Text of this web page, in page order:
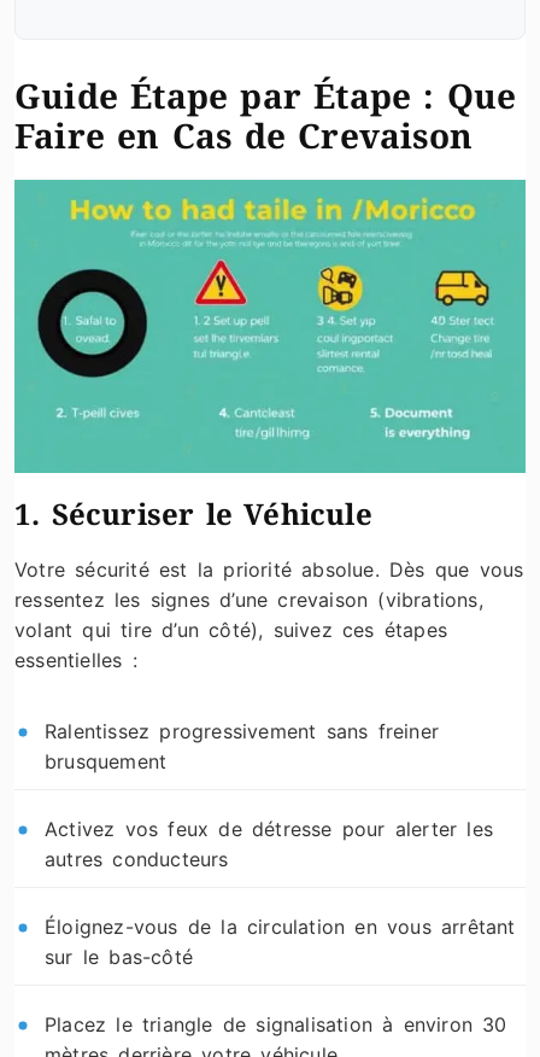
Guide Étape par Étape : Que
Faire en Cas de Crevaison
1. Sécuriser le Véhicule
Votre sécurité est la priorité absolue. Dès que vous
ressentez les signes d’une crevaison (vibrations,
volant qui tire d’un côté), suivez ces étapes
essentielles :
Ralentissez progressivement sans freiner
brusquement
Activez vos feux de détresse pour alerter les
autres conducteurs
Éloignez-vous de la circulation en vous arrêtant
sur le bas-côté
Placez le triangle de signalisation à environ 30